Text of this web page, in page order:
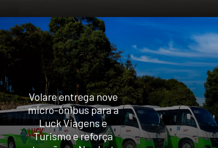
Volare entrega nove
micro-ônibus para a
Luck Viagens e
Turismo e reforça